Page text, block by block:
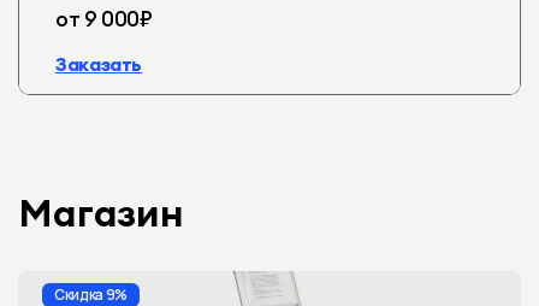
от 9 000₽
Заказать
Магазин
Скидка 9%